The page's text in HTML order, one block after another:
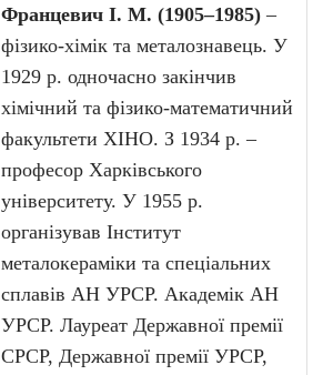
Францевич І. М. (1905–1985)–
фізико-хімік та металознавець. У
1929 р. одночасно закінчив
хімічний та фізико-математичний
факультети ХІНО. З 1934 р. –
професор Харківського
університету. У 1955 р.
організував Інститут
металокераміки та спеціальних
сплавів АН УРСР. Академік АН
УРСР. Лауреат Державної премії
СРСР, Державної премії УРСР,